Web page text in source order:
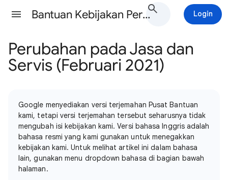
Bantuan Kebijakan Periklanan Google Ads Login
Perubahan pada Jasa dan
Servis (Februari 2021)
Google menyediakan versi terjemahan Pusat Bantuan
kami, tetapi versi terjemahan tersebut seharusnya tidak
mengubah isi kebijakan kami. Versi bahasa Inggris adalah
bahasa resmi yang kami gunakan untuk menegakkan
kebijakan kami. Untuk melihat artikel ini dalam bahasa
lain, gunakan menu dropdown bahasa di bagian bawah
halaman.